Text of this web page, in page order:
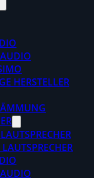
HERSTELLER